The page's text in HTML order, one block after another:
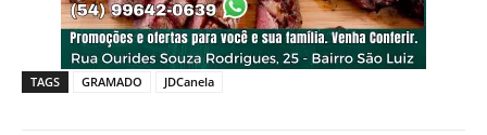
TAGS GRAMADO JDCanela